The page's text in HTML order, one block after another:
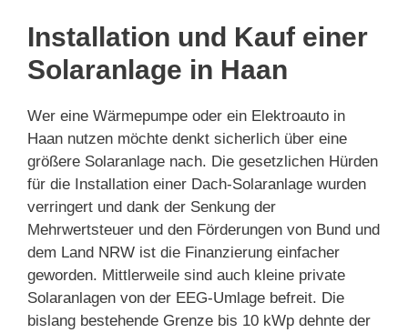
Installation und Kauf einer
Solaranlage in Haan
Wer eine Wärmepumpe oder ein Elektroauto in
Haan nutzen möchte denkt sicherlich über eine
größere Solaranlage nach. Die gesetzlichen Hürden
für die Installation einer Dach-Solaranlage wurden
verringert und dank der Senkung der
Mehrwertsteuer und den Förderungen von Bund und
dem Land NRW ist die Finanzierung einfacher
geworden. Mittlerweile sind auch kleine private
Solaranlagen von der EEG-Umlage befreit. Die
bislang bestehende Grenze bis 10 kWp dehnte der